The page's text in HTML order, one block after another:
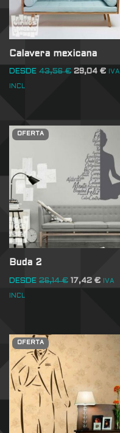
Calavera mexicana
DESDE 43,56€ 29,04 € IVA
INCL
OFERTA
Buda 2
DESDE 26,14€ 17,42 € IVA
INCL
OFERTA